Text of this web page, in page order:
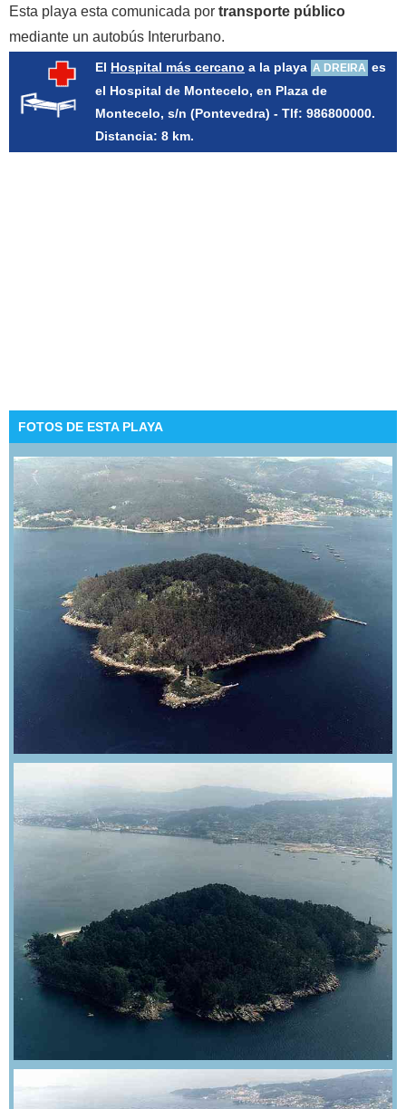
Esta playa esta comunicada por transporte público
mediante un autobús Interurbano.
El Hospital más cercano a la playa A DREIRA es
el Hospital de Montecelo, en Plaza de
Montecelo, s/n (Pontevedra) - Tlf: 986800000.
Distancia: 8 km.
FOTOS DE ESTA PLAYA